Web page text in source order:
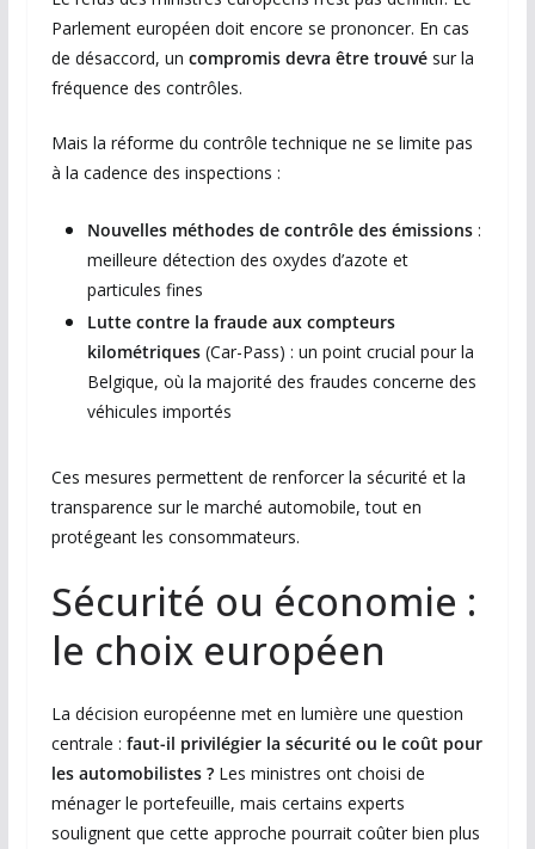
Parlement européen doit encore se prononcer. En cas
de désaccord, un compromis devra être trouvésur la
fréquence des contrôles.
Mais la réforme du contrôle technique ne se limite pas
à la cadence des inspections :
Nouvelles méthodes de contrôle des émissions:
meilleure détection des oxydes d’azote et
particules fines
Lutte contre la fraude aux compteurs
kilométriques(Car-Pass) : un point crucial pour la
Belgique, où la majorité des fraudes concerne des
véhicules importés
Ces mesures permettent de renforcer la sécurité et la
transparence sur le marché automobile, tout en
protégeant les consommateurs.
Sécurité ou économie :
le choix européen
La décision européenne met en lumière une question
centrale : faut-il privilégier la sécurité ou le coût pour
les automobilistes ?Les ministres ont choisi de
ménager le portefeuille, mais certains experts
soulignent que cette approche pourrait coûter bien plus